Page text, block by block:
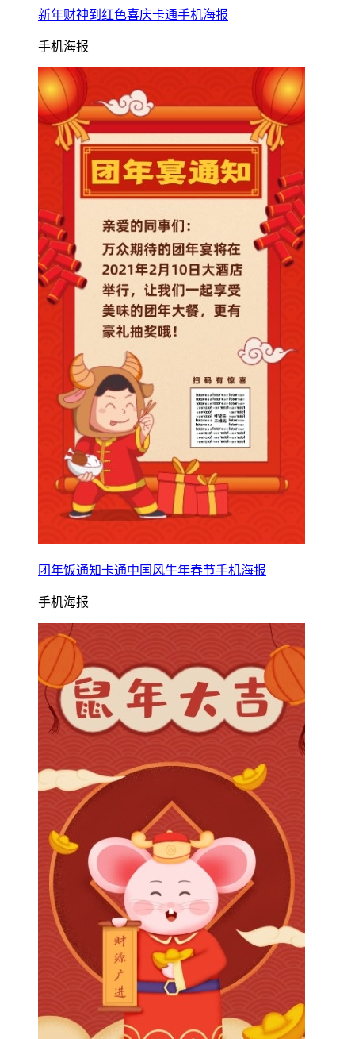
新年财神到红色喜庆卡通手机海报
手机海报
团年饭通知卡通中国风牛年春节手机海报
手机海报